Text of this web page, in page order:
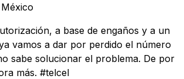
a base de engaños y a un
vamos a dar por perdido el número
sabe solucionar el problema. De por
más. #telcel